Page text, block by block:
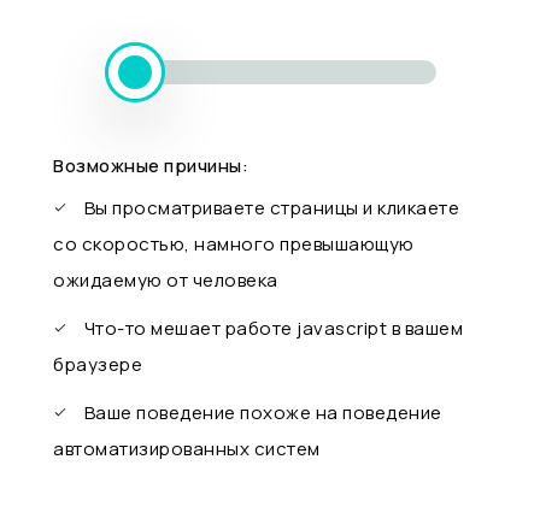
Возможные причины:
Вы просматриваете страницы и кликаете
со скоростью, намного превышающую
ожидаемую от человека
Что-то мешает работе javascript в вашем
браузере
Ваше поведение похоже на поведение
автоматизированных систем